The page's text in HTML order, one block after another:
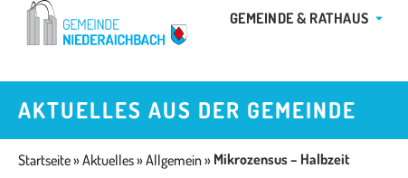
Zum
GEMEINDE & RATHAUS
AKTUELLES AUS DER GEMEINDE
Startseite»Aktuelles»Allgemein» Mikrozensus – Halbzeit